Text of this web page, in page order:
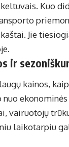
Kuo
Jie
ir
kainos,
vairuotojų
laikotarpiu